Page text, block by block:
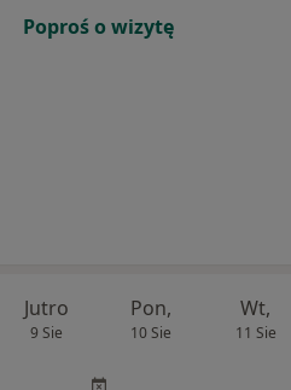
Poproś o wizytę
Jutro
9 Sie
Pon,
10 Sie
Wt,
11 Sie